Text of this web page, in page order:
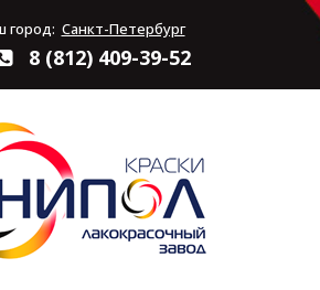
город: Санкт-Петербург
8 (812) 409-39-52